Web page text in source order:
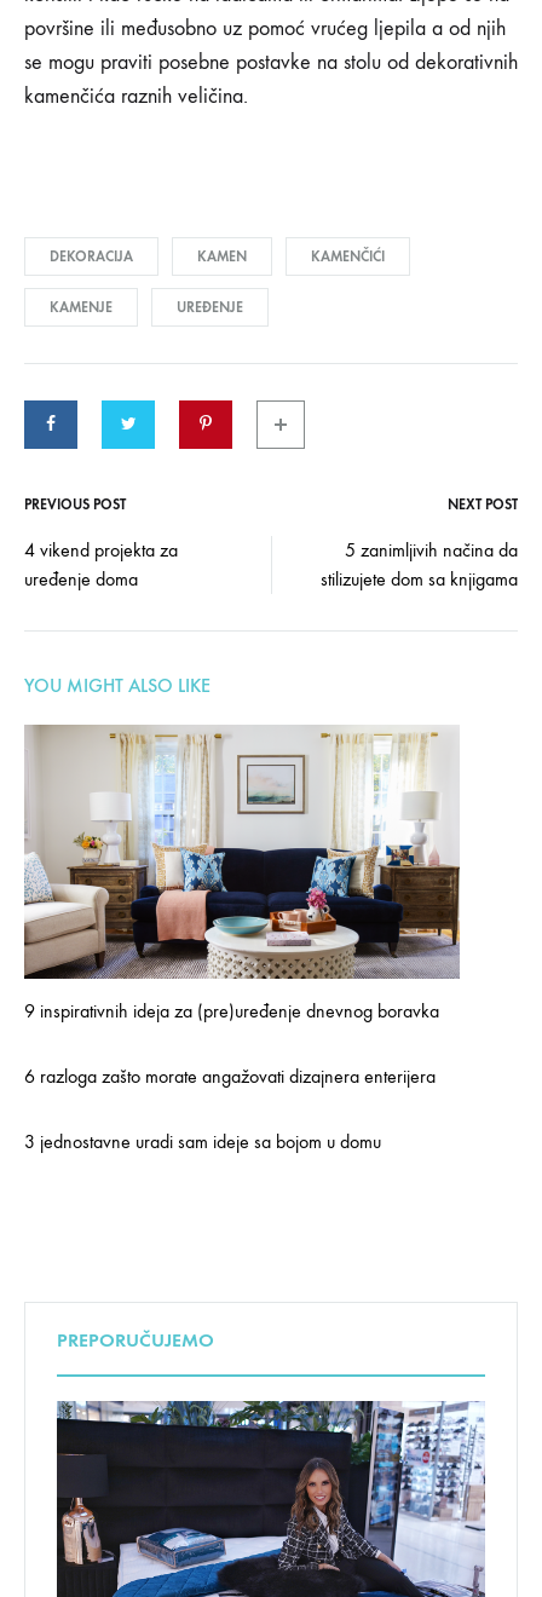
ISKLJUČENI
ZA
DEKORACIJE
ZA
površine ili međusobno uz pomoć vrućeg ljepila a od njih
se mogu praviti posebne postavke na stolu od dekorativnih
kamenčića raznih veličina.
DEKORACIJA KAMEN KAMENČIĆI
KAMENJE UREĐENJE
Post
navigation
PREVIOUS POST NEXT POST
4 vikend projekta za
uređenje doma
5 zanimljivih načina da
stilizujete dom sa knjigama
YOU MIGHT ALSO LIKE
9 inspirativnih ideja za (pre)uređenje dnevnog boravka
6 razloga zašto morate angažovati dizajnera enterijera
3 jednostavne uradi sam ideje sa bojom u domu
PREPORUČUJEMO